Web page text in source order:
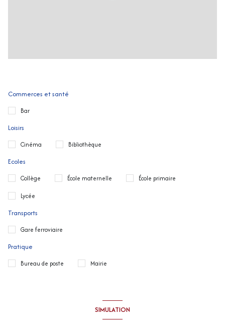
Commerces et santé
Bar
Loisirs
Cinéma Bibliothèque
Ecoles
Collège École maternelle École primaire
Lycée
Transports
Gare ferroviaire
Pratique
Bureau de poste Mairie
SIMULATION